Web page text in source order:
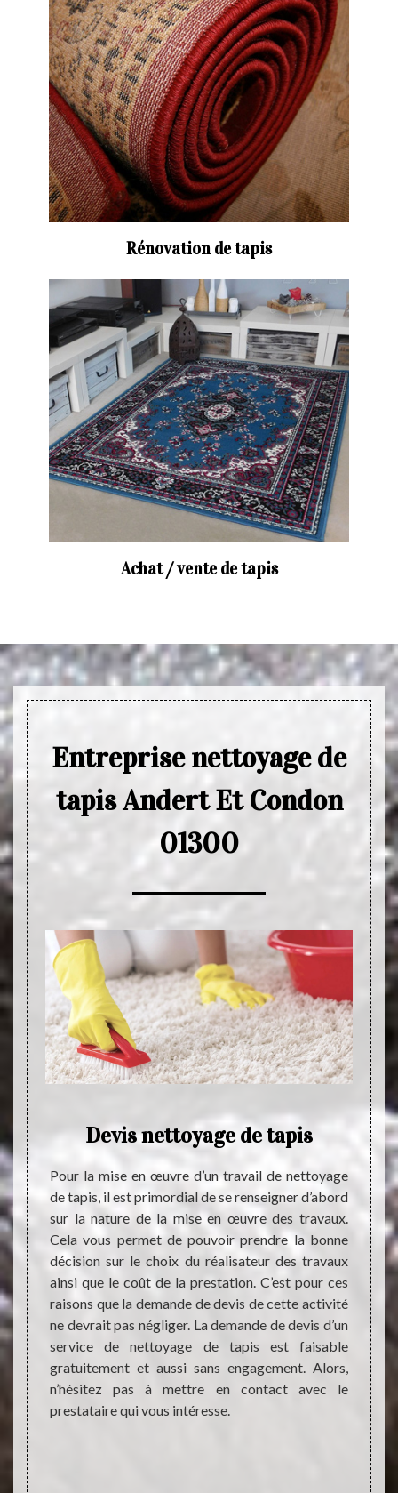
Rénovation de tapis
Achat / vente de tapis
Entreprise nettoyage de
tapis Andert Et Condon
01300
ont
et
est
et
du
la
de
Devis nettoyage de tapis
Pour la mise en œuvre d’un travail de nettoyage
de tapis, il est primordial de se renseigner d’abord
sur la nature de la mise en œuvre des travaux.
Cela vous permet de pouvoir prendre la bonne
décision sur le choix du réalisateur des travaux
ainsi que le coût de la prestation. C’est pour ces
raisons que la demande de devis de cette activité
ne devrait pas négliger. La demande de devis d’un
service de nettoyage de tapis est faisable
gratuitement et aussi sans engagement. Alors,
n’hésitez pas à mettre en contact avec le
prestataire qui vous intéresse.
Si
qui
une
vous
de